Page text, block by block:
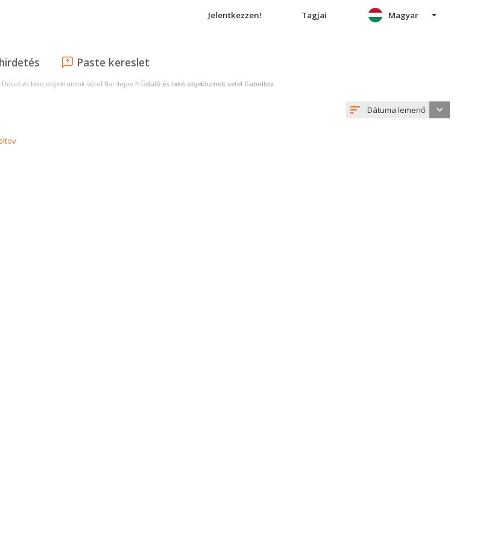
Jelentkezzen! Tagjai
Paste kereslet
Magyar
Üdülő és lakó objektumok vétel Bardejov > Üdülő és lakó objektumok vétel Gaboltov
Dátuma lemenő